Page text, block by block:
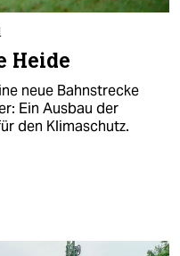
Heide
neue Bahnstrecke
Ein Ausbau der
den Klimaschutz.